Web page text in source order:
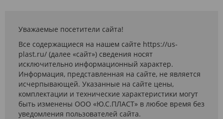
Уважаемые посетители сайта!
Все содержащиеся на нашем сайте https://us-
plast.ru/ (далее «сайт») сведения носят
исключительно информационный характер.
Информация, представленная на сайте, не является
исчерпывающей. Указанные на сайте цены,
комплектации и технические характеристики могут
быть изменены ООО «Ю.С.ПЛАСТ» в любое время без
уведомления пользователей сайта.